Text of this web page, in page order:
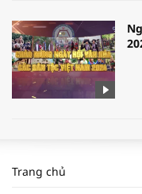
Trang chủ